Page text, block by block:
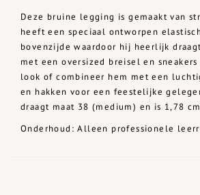
Deze bruine legging is gemaakt van
heeft een speciaal ontworpen
bovenzijde waardoor hij heerlijk
met een oversized breisel en
look of combineer hem met een
en hakken voor een feestelijke
draagt maat 38 (medium) en is 1,78
Onderhoud: Alleen professionele